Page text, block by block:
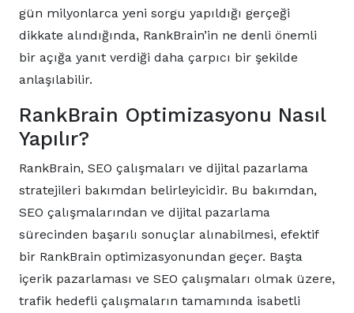
gün milyonlarca yeni sorgu yapıldığı gerçeği
dikkate alındığında, RankBrain’in ne denli önemli
bir açığa yanıt verdiği daha çarpıcı bir şekilde
anlaşılabilir.
RankBrain Optimizasyonu Nasıl
Yapılır?
RankBrain, SEO çalışmaları ve dijital pazarlama
stratejileri bakımdan belirleyicidir. Bu bakımdan,
SEO çalışmalarından ve dijital pazarlama
sürecinden başarılı sonuçlar alınabilmesi, efektif
bir RankBrain optimizasyonundan geçer. Başta
içerik pazarlaması ve SEO çalışmaları olmak üzere,
trafik hedefli çalışmaların tamamında isabetli